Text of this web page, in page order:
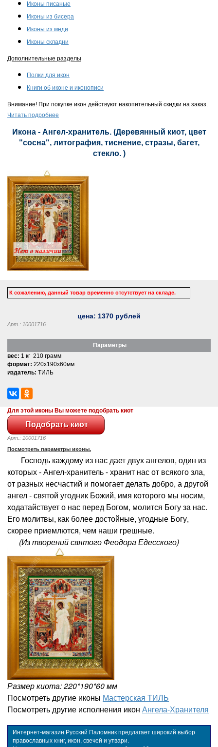
Иконы писаные
Иконы из бисера
Иконы из меди
Иконы складни
Дополнительные разделы
Полки для икон
Книги об иконе и иконописи
Внимание! При покупке икон действуют накопительный скидки на заказ.
Читать подробнее
Икона - Ангел-хранитель. (Деревянный киот, цвет
"сосна", литография, тиснение, стразы, багет,
стекло. )
К сожалению, данный товар временно отсутствует на складе.
цена: 1370 рублей
Арт.: 10001716
Параметры
вес: 1 кг 210 грамм
формат: 220x190x60мм
издатель: ТИЛЬ
Для этой иконы Вы можете подобрать киот
Арт.: 10001716
Посмотреть параметры иконы.
Господь каждому из нас дает двух ангелов, один из
которых - Ангел-хранитель - хранит нас от всякого зла,
от разных несчастий и помогает делать добро, а другой
ангел - святой угодник Божий, имя которого мы носим,
ходатайствует о нас перед Богом, молится Богу за нас.
Его молитвы, как более достойные, угодные Богу,
скорее приемлются, чем наши грешные.
(Из творений святого Феодора Едесского)
Размер киота: 220*190*60 мм
Посмотреть другие иконы Мастерская ТИЛЬ
Посмотреть другие исполнения икон Ангела-Хранителя
Интернет-магазин Русский Паломник предлагает широкий выбор
православных книг, икон, свечей и утвари.